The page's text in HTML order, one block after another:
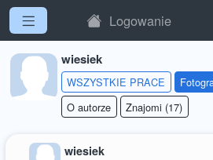
Logowanie
wiesiek
WSZYSTKIE PRACE
O autorze
Znajomi (17)
wiesiek